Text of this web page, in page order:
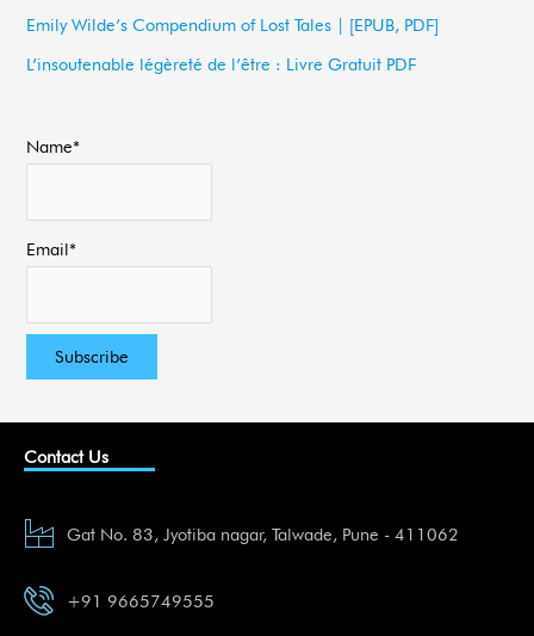
r
:
Emily Wilde’s Compendium of Lost Tales | [EPUB, PDF]
L’insoutenable légèreté de l’être : Livre Gratuit PDF
Name*
Email*
Contact Us
Gat No. 83, Jyotiba nagar, Talwade, Pune - 411062
+91 9665749555